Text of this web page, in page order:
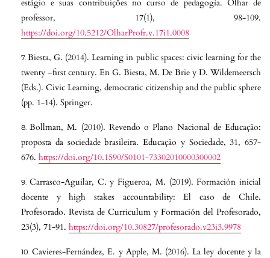
estágio e suas contribuições no curso de pedagogía. Olhar de
professor, 17(1), 98-109.
https://doi.org/10.5212/OlharProfr.v.17i1.0008
Biesta, G. (2014). Learning in public spaces: civic learning for the
twenty –first century. En G. Biesta, M. De Brie y D. Wildemeersch
(Eds.). Civic Learning, democratic citizenship and the public sphere
(pp. 1-14). Springer.
Bollman, M. (2010). Revendo o Plano Nacional de Educação:
proposta da sociedade brasileira. Educação y Sociedade, 31, 657-
676. https://doi.org/10.1590/S0101-73302010000300002
Carrasco-Aguilar, C. y Figueroa, M. (2019). Formación inicial
docente y high stakes accountability: El caso de Chile.
Profesorado. Revista de Curriculum y Formación del Profesorado,
23(3), 71-91. https://doi.org/10.30827/profesorado.v23i3.9978
Cavieres-Fernández, E. y Apple, M. (2016). La ley docente y la